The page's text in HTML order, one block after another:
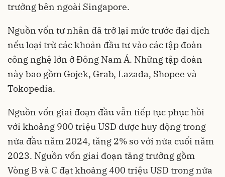
trưởng bên ngoài Singapore.
Nguồn vốn tư nhân đã trở lại mức trước đại dịch
nếu loại trừ các khoản đầu tư vào các tập đoàn
công nghệ lớn ở Đông Nam Á. Những tập đoàn
này bao gồm Gojek, Grab, Lazada, Shopee và
Tokopedia.
Nguồn vốn giai đoạn đầu vẫn tiếp tục phục hồi
với khoảng 900 triệu USD được huy động trong
nửa đầu năm 2024, tăng 2% so với nửa cuối năm
2023. Nguồn vốn giai đoạn tăng trưởng gồm
Vòng B và C đạt khoảng 400 triệu USD trong nửa